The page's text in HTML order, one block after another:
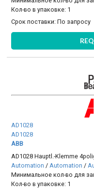
Кол-во в упаковке: 1
Срок поставки:По запросу
AD1028
AD1028
ABB
AD1028 Hauptl.-Klemme
Automation / Automation /
Минимальное кол-во для
Кол-во в упаковке: 1